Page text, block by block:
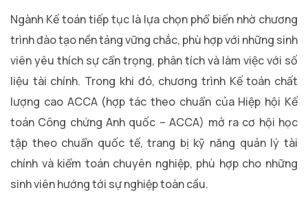
Ngành Kế toán tiếp tục là lựa chọn phổ biến nhờ chương
trình đào tạo nền tảng vững chắc, phù hợp với những sinh
viên yêu thích sự cẩn trọng, phân tích và làm việc với số
liệu tài chính. Trong khi đó, chương trình Kế toán chất
lượng cao ACCA (hợp tác theo chuẩn của Hiệp hội Kế
toán Công chứng Anh quốc – ACCA) mở ra cơ hội học
tập theo chuẩn quốc tế, trang bị kỹ năng quản lý tài
chính và kiểm toán chuyên nghiệp, phù hợp cho những
sinh viên hướng tới sự nghiệp toàn cầu.